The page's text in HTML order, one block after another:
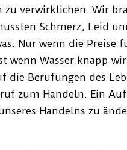
verwirklichen. Wir
Schmerz, Leid
Nur wenn die Preise
wenn Wasser knapp
Berufungen des
zum Handeln. Ein
Handelns zu